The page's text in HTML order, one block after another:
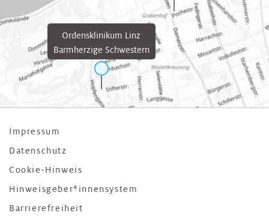
Ordensklinikum Linz
Barmherzige Schwestern
Impressum
Datenschutz
Cookie-Hinweis
Hinweisgeber*innensystem
Barrierefreiheit